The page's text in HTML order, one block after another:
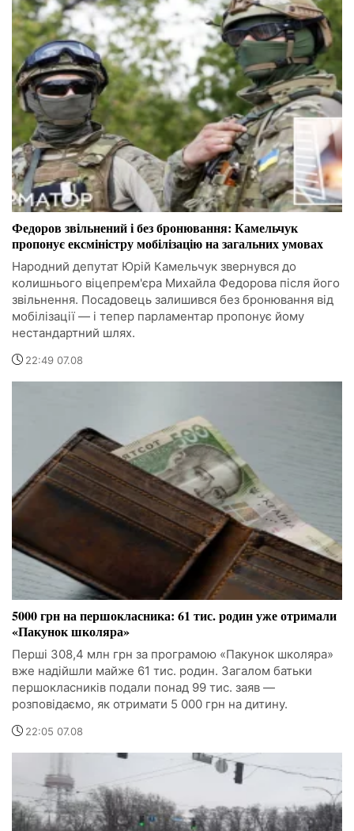
Федоров звільнений і без бронювання: Камельчук
пропонує ексміністру мобілізацію на загальних умовах
Народний депутат Юрій Камельчук звернувся до
колишнього віцепрем'єра Михайла Федорова після його
звільнення. Посадовець залишився без бронювання від
мобілізації — і тепер парламентар пропонує йому
нестандартний шлях.
22:49 07.08
5000 грн на першокласника: 61 тис. родин уже отримали
«Пакунок школяра»
Перші 308,4 млн грн за програмою «Пакунок школяра»
вже надійшли майже 61 тис. родин. Загалом батьки
першокласників подали понад 99 тис. заяв —
розповідаємо, як отримати 5 000 грн на дитину.
22:05 07.08